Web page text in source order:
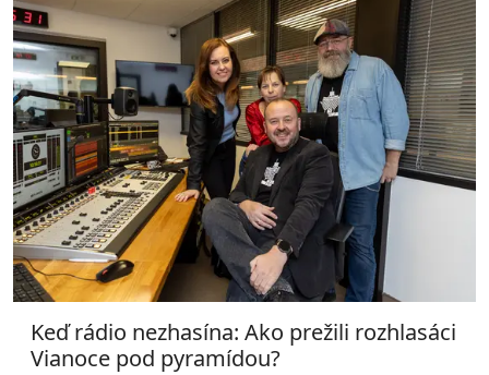
Keď rádio nezhasína: Ako prežili rozhlasáci
Vianoce pod pyramídou?